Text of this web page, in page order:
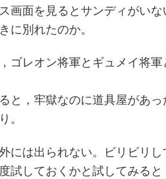
画面を見るとサンディがい
に別れたのか。
ゴレオン将軍とギュメイ将
と，牢獄なのに道具屋があ
。
には出られない。ビリビリ
試しておくかと試してみる